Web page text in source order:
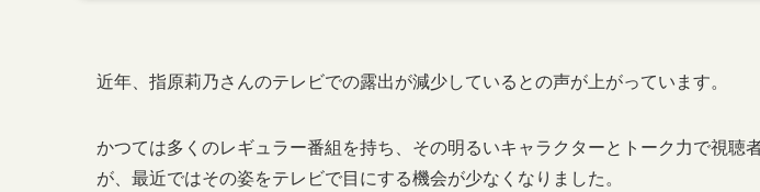
近年、指原莉乃さんのテレビでの露出が減少しているとの声が上がっています。
かつては多くのレギュラー番組を持ち、その明るいキャラクターとトーク力で視聴
が、最近ではその姿をテレビで目にする機会が少なくなりました。